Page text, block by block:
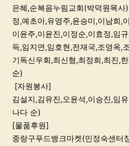
은혜,순복음누림교회(박덕원목사
정,예초아,유영주,윤승미,이남희,
이윤주,이윤진,이정순,이효정,임
득,임지연,임호현,전재국,조영옥,
기독신우회,최신형,최정희,최진,
순)
[자원봉사]
김설지,김유진,오윤석,이승진,임
나다 순)
[물품후원]
중랑구푸드뱅크마켓(민정숙센터